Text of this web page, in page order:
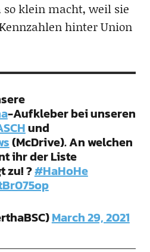
klein macht, weil sie
hinter Union
-Aufkleber bei unseren
und
(McDrive). An welchen
ihr der Liste
zu! ?#HaHoHe
March 29, 2021